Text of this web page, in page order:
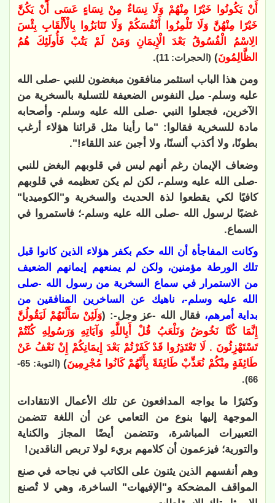
أَنْ يَكُونُوا خَيْرًا مِنْهُمْ وَلَا نِسَاءٌ مِنْ نِسَاءٍ عَسَى أَنْ يَكُنَّ
خَيْرًا مِنْهُنَّ وَلَا تَلْمِزُوا أَنْفُسَكُمْ وَلَا تَنَابَزُوا بِالْأَلْقَابِ بِئْسَ
الِاسْمُ الْفُسُوقُ بَعْدَ الْإِيمَانِ وَمَنْ لَمْ يَتُبْ فَأُولَئِكَ هُمُ
الظَّالِمُونَ) (الحجرات: 11)
.
ومن هذا الباب استثمر منافقون مبغضون للنبي -صلى الله
عليه وسلم- ميل النفوس الضعيفة للتسلية بالسخرية من
الآخرين، فجعلوا النبي -صلى الله عليه وسلم- وأصحابه
مادة للسخرية فقالوا: "ما رأينا مثل قرائنا هؤلاء أرغب
بطونًا، ولا أكذب ألسنًا، ولا أجبن عند اللقاء!".
وضعاف الإيمان رغم أنهم ليس في قلوبهم البغض للنبي
-صلى الله عليه وسلم-، لكن لم يكن تعظيمه في قلوبهم
كافيًا لكي يقطعوا لذة الحديث والسخرية و"الكوميديا"
غضبًا لرسول الله -صلى الله عليه وسلم-؛ فاستمروا في
السماع.
وكانت المفاجأة أن الله حكم بكفر هؤلاء الذين كانوا قبل
تلك الورطة مؤمنين، ولكن لم يمنعهم إيمانهم الضعيف
من الاستمرار في سماع السخرية من رسول الله -صلى
الله عليه وسلم-، ناهيك عن الساخرين المنافقين من
بداية أمرهم، فقال الله -عز وجل-: (وَلَئِنْ سَأَلْتَهُمْ لَيَقُولُنَّ
إِنَّمَا كُنَّا نَخُوضُ وَنَلْعَبُ قُلْ أَبِاللَّهِ وَآيَاتِهِ وَرَسُولِهِ كُنْتُمْ
تَسْتَهْزِئُونَ . لَا تَعْتَذِرُوا قَدْ كَفَرْتُمْ بَعْدَ إِيمَانِكُمْ إِنْ نَعْفُ عَنْ
طَائِفَةٍ مِنْكُمْ نُعَذِّبْ طَائِفَةً بِأَنَّهُمْ كَانُوا مُجْرِمِينَ)
(التوبة: 65-
66)
.
وكثيرًا ما يواجه المدافعون عن تلك الأعمال الانتقادات
الموجهة إليها بنوع من التعامي عن أن اللغة تتضمن
التعبيرات المباشرة، وتتضمن أيضًا المجاز والكناية
والتورية؛ فيزعمون أن كلامهم بريء لولا تربص الناقدين!
وهم أنفسهم الذين يثنون على الكاتب في نجاحه في صنع
المواقف المضحكة و"الإفيهات" الساخرة، وهي لا تٌصنع